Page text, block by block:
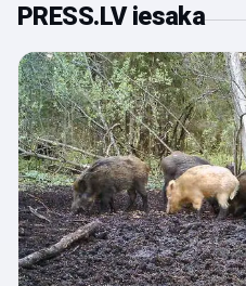
PRESS.LV iesaka